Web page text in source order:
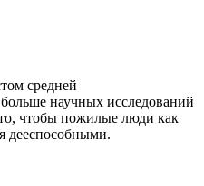
средней
научных исследований
то, чтобы пожилые люди как
дееспособными.